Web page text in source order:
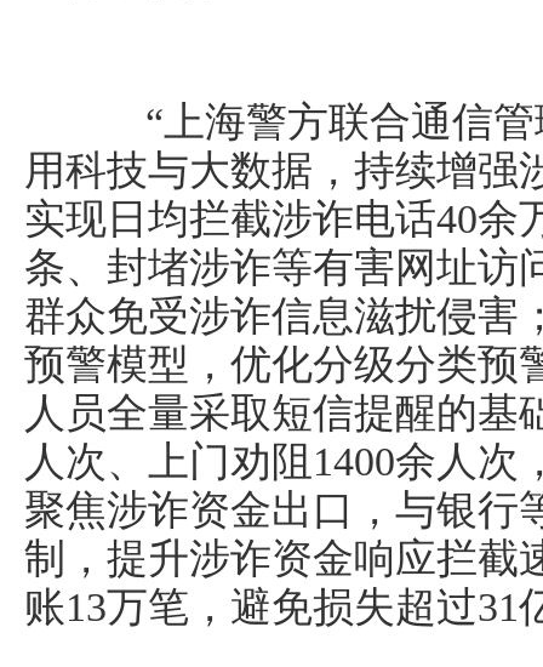
“上海警方联合通信管
用科技与大数据，持续增强
实现日均拦截涉诈电话40余
条、封堵涉诈等有害网址访
群众免受涉诈信息滋扰侵害
预警模型，优化分级分类预
人员全量采取短信提醒的基
人次、上门劝阻1400余人次
聚焦涉诈资金出口，与银行
制，提升涉诈资金响应拦截
账13万笔，避免损失超过31